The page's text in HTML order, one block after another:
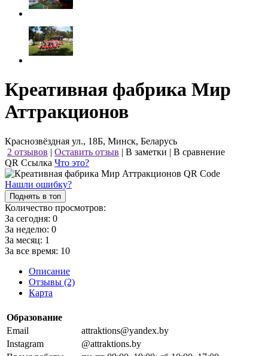
Креативная фабрика Мир
Аттракционов
Краснозвёздная ул., 18Б, Минск, Беларусь
2 отзывов | Оставить отзыв | В заметки | В сравнение
QR Ссылка Что это?
Нашли ошибку?
Поднять в топ
Количество просмотров:
За сегодня: 0
За неделю: 0
За месяц: 1
За все время: 10
Описание
Отзывы (2)
Карта
Образование
Email
attraktions@yandex.by
Instagram
@attraktions.by